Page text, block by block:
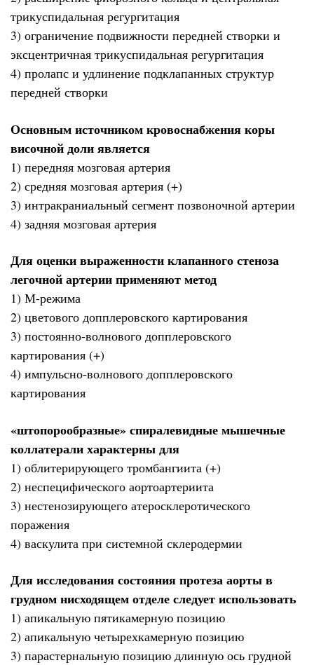
трикуспидальная регургитация
3) ограничение подвижности передней створки и
эксцентричная трикуспидальная регургитация
4) пролапс и удлинение подклапанных структур
передней створки
Основным источником кровоснабжения коры
височной доли является
1) передняя мозговая артерия
2) средняя мозговая артерия (+)
3) интракраниальный сегмент позвоночной артерии
4) задняя мозговая артерия
Для оценки выраженности клапанного стеноза
легочной артерии применяют метод
1) М-режима
2) цветового допплеровского картирования
3) постоянно-волнового допплеровского
картирования (+)
4) импульсно-волнового допплеровского
картирования
«штопорообразные» спиралевидные мышечные
коллатерали характерны для
1) облитерирующего тромбангиита (+)
2) неспецифического аортоартериита
3) нестенозирующего атеросклеротического
поражения
4) васкулита при системной склеродермии
Для исследования состояния протеза аорты в
грудном нисходящем отделе следует использовать
1) апикальную пятикамерную позицию
2) апикальную четырехкамерную позицию
3) парастернальную позицию длинную ось грудной